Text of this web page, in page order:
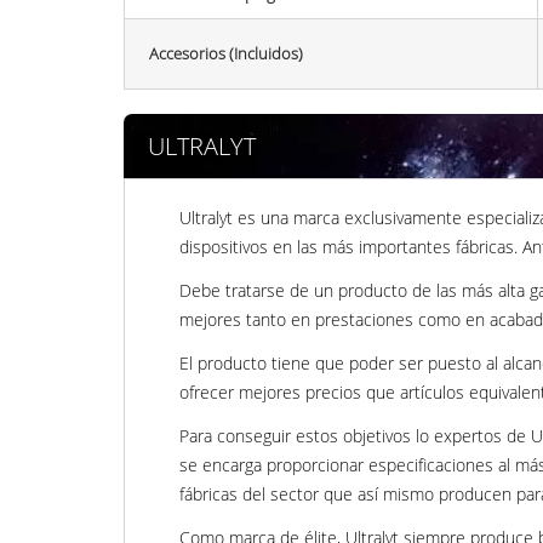
Accesorios (Incluidos)
ULTRALYT
Ultralyt es una marca exclusivamente
dispositivos en las más importantes fábricas.
Debe tratarse de un producto de las más alta
mejores tanto en prestaciones como en
El producto tiene que poder ser puesto al
ofrecer mejores precios que artículos
Para conseguir estos objetivos lo expertos de
se encarga proporcionar especificaciones al
fábricas del sector que así mismo producen
Como marca de élite, Ultralyt siempre